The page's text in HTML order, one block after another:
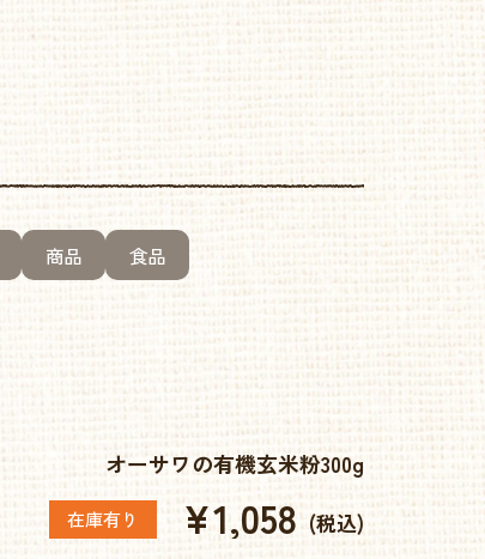
商品 食品
オーサワの有機玄米粉300g
在庫有り ¥1,058 (税込)